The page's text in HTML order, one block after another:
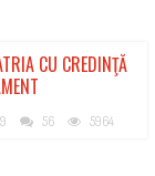
CU CREDINŢĂ
56 5964